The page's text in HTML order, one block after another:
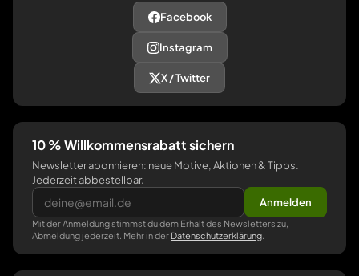
Facebook
Instagram
X / Twitter
10 % Willkommensrabatt sichern
Newsletter abonnieren: neue Motive, Aktionen & Tipps.
Jederzeit abbestellbar.
Anmelden
Mit der Anmeldung stimmst du dem Erhalt des Newsletters zu,
Abmeldung jederzeit. Mehr in der Datenschutzerklärung